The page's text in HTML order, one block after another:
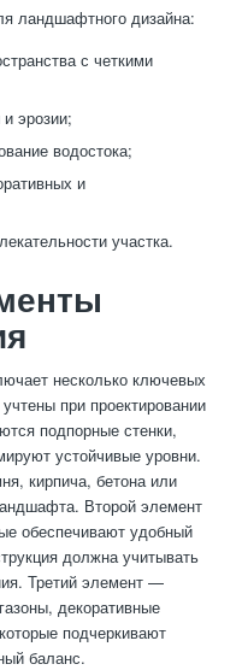
ландшафтного дизайна:
с четкими
эрозии;
водостока;
и
участка.
несколько ключевых
при проектировании
подпорные стенки,
устойчивые уровни.
кирпича, бетона или
Второй элемент
обеспечивают удобный
должна учитывать
Третий элемент —
декоративные
подчеркивают
баланс.